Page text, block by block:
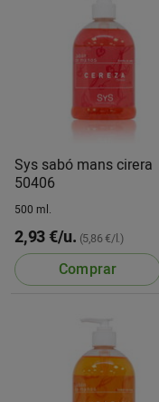
Sys sabó mans cirera
50406
500 ml.
2,93 €/u. (5,86 €/l.)
Comprar